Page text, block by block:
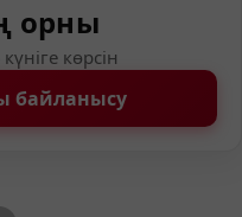
орны
көрсін
байланысу